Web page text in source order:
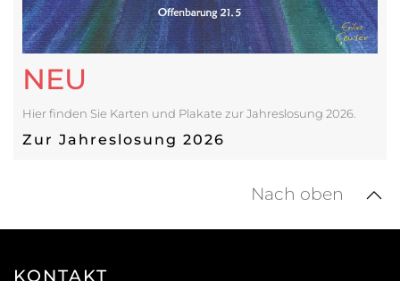
NEU
Hier finden Sie Karten und Plakate zur Jahreslosung 2026.
Zur Jahreslosung 2026
Nach oben
KONTAKT